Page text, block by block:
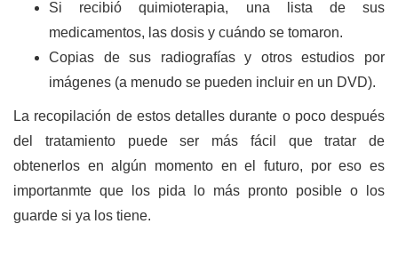
Si recibió quimioterapia, una lista de sus
medicamentos, las dosis y cuándo se tomaron.
Copias de sus radiografías y otros estudios por
imágenes (a menudo se pueden incluir en un DVD).
La recopilación de estos detalles durante o poco después
del tratamiento puede ser más fácil que tratar de
obtenerlos en algún momento en el futuro, por eso es
importanmte que los pida lo más pronto posible o los
guarde si ya los tiene.